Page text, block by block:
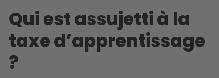
Qui est assujetti à la
taxe d’apprentissage
?